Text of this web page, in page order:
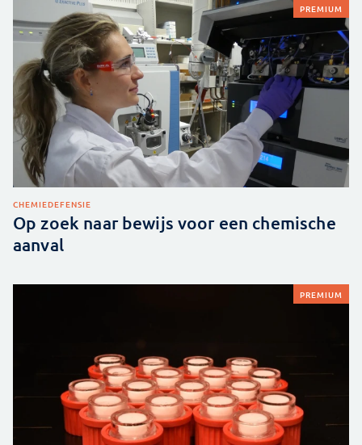
PREMIUM
CHEMIEDEFENSIE
Op zoek naar bewijs voor een chemische
aanval
PREMIUM